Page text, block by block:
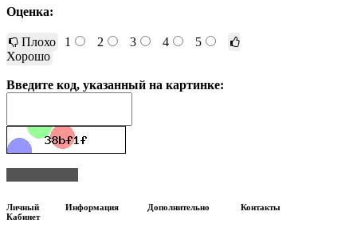
Оценка:
Плохо 1 2 3 4
5
Хорошо
Введите код, указанный на картинке:
Личный
Кабинет
Информация Дополнительно Контакты